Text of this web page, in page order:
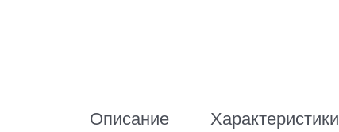
Описание Характеристики